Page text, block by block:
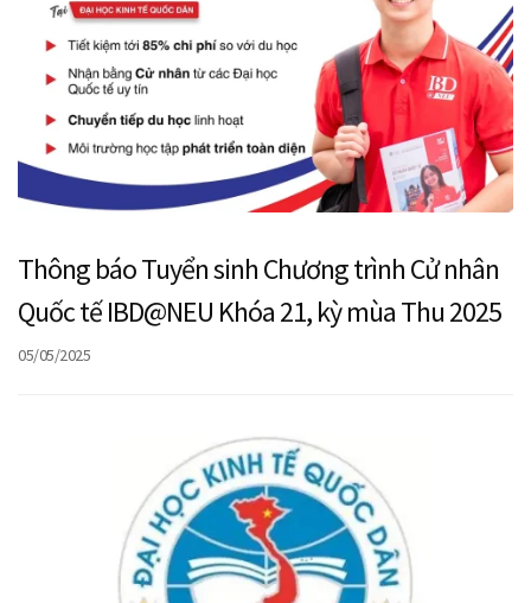
Thông báo Tuyển sinh Chương trình Cử nhân
Quốc tế IBD@NEU Khóa 21, kỳ mùa Thu 2025
05/05/2025